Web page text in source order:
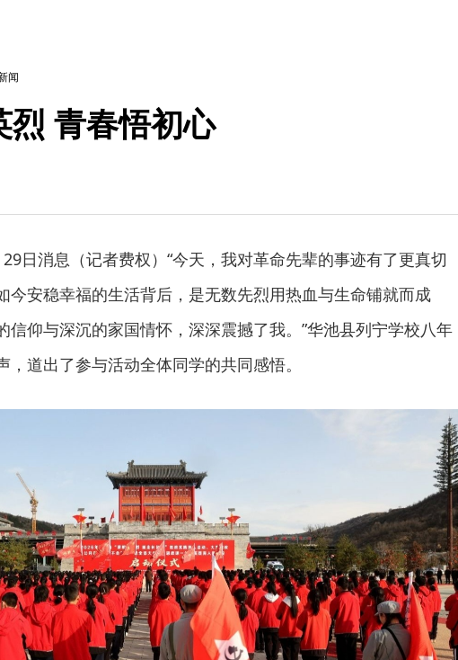
闻
青春悟初心
日消息（记者费权）“今天，我对革命先辈的事迹有了更真切
今安稳幸福的生活背后，是无数先烈用热血与生命铺就而成
信仰与深沉的家国情怀，深深震撼了我。”华池县列宁学校八年
，道出了参与活动全体同学的共同感悟。